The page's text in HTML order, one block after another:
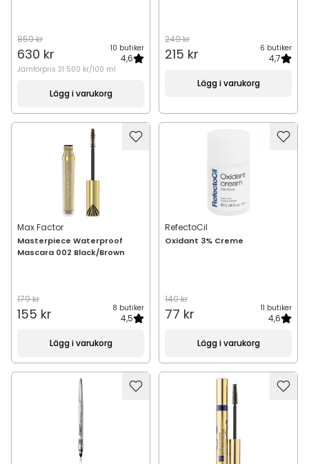
859 kr
630 kr 10 butiker
4,6
Jämförpris 31 500 kr/100 ml
Lägg i varukorg
249 kr
215 kr 6 butiker
4,7
Lägg i varukorg
Max Factor
Masterpiece Waterproof
Mascara 002 Black/Brown
179 kr
155 kr 8 butiker
4,5
Lägg i varukorg
RefectoCil
Oxidant 3% Creme
140 kr
77 kr 11 butiker
4,6
Lägg i varukorg